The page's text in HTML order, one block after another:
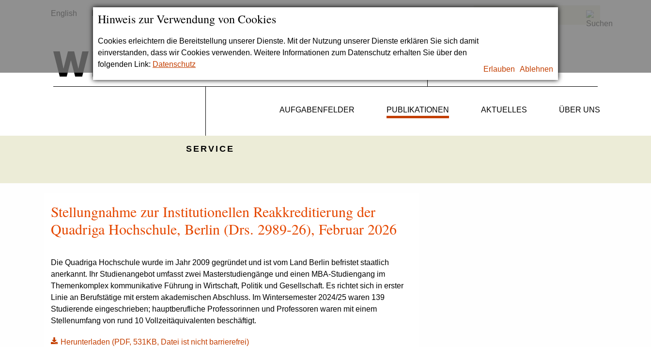
Hinweis zur Verwendung von Cookies
Cookies erleichtern die Bereitstellung unserer Dienste. Mit der Nutzung unserer Dienste erklären Sie sich damit
einverstanden, dass wir Cookies verwenden. Weitere Informationen zum Datenschutz erhalten Sie über den
folgenden Link: Datenschutz
Erlauben Ablehnen
English
AUFGABENFELDER PUBLIKATIONEN AKTUELLES ÜBER UNS
SERVICE
Stellungnahme zur Institutionellen Reakkreditierung der
Quadriga Hochschule, Berlin (Drs. 2989-26), Februar 2026
Die Quadriga Hochschule wurde im Jahr 2009 gegründet und ist vom Land Berlin befristet staatlich
anerkannt. Ihr Studienangebot umfasst zwei Masterstudiengänge und einen MBA-Studiengang im
Themenkomplex kommunikative Führung in Wirtschaft, Politik und Gesellschaft. Es richtet sich in erster
Linie an Berufstätige mit erstem akademischen Abschluss. Im Wintersemester 2024/25 waren 139
Studierende eingeschrieben; hauptberufliche Professorinnen und Professoren waren mit einem
Stellenumfang von rund 10 Vollzeitäquivalenten beschäftigt.
Herunterladen (PDF, 531KB, Datei ist nicht barrierefrei)